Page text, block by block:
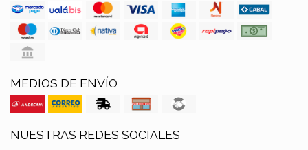
MEDIOS DE ENVÍO
NUESTRAS REDES SOCIALES